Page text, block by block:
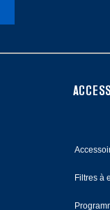
Filtres à